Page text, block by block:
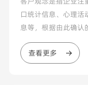
口统计信息、心理
息等，根据由此确认
户提供各自不同的
客户...
查看更多